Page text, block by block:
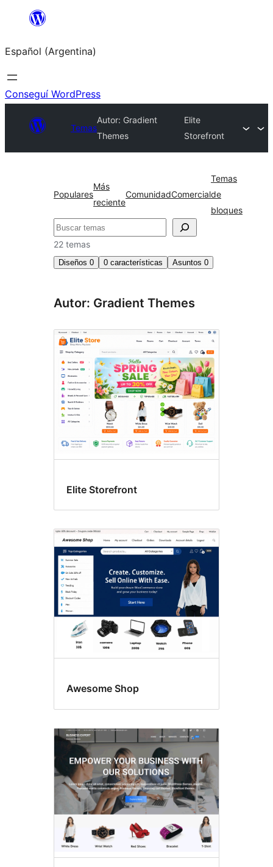
Saltar
contenido
Español (Argentina)
Conseguí WordPress
Temas
Autor: Gradient
Themes
Elite
Storefront
Populares
Más
reciente
ComunidadComercial
Temas
de
bloques
Buscar
22 temas
Diseños 0 0 características Asuntos 0
Autor: Gradient Themes
Elite Storefront
Awesome Shop